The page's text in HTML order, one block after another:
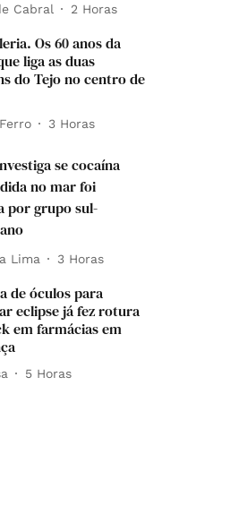
Cabral 2 Horas
Os 60 anos da
liga as duas
do Tejo no centro de
3 Horas
se cocaína
no mar foi
por grupo sul-
Lima 3 Horas
de óculos para
eclipse já fez rotura
em farmácias em
5 Horas